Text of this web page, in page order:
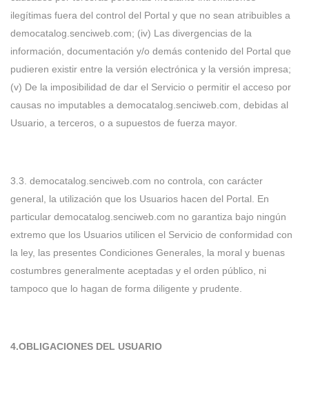
ilegítimas fuera del control del Portal y que no sean atribuibles a
democatalog.senciweb.com; (iv) Las divergencias de la
información, documentación y/o demás contenido del Portal que
pudieren existir entre la versión electrónica y la versión impresa;
(v) De la imposibilidad de dar el Servicio o permitir el acceso por
causas no imputables a democatalog.senciweb.com, debidas al
Usuario, a terceros, o a supuestos de fuerza mayor.
3.3. democatalog.senciweb.com no controla, con carácter
general, la utilización que los Usuarios hacen del Portal. En
particular democatalog.senciweb.com no garantiza bajo ningún
extremo que los Usuarios utilicen el Servicio de conformidad con
la ley, las presentes Condiciones Generales, la moral y buenas
costumbres generalmente aceptadas y el orden público, ni
tampoco que lo hagan de forma diligente y prudente.
4.OBLIGACIONES DEL USUARIO